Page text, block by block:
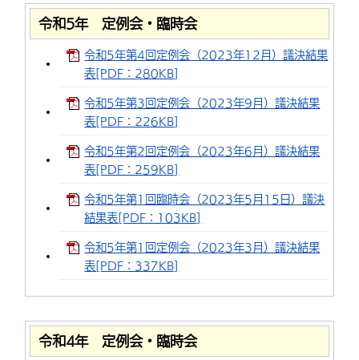
令和5年 定例会・臨時会
令和5年第4回定例会（2023年12月）議決結果
表[PDF：280KB]
令和5年第3回定例会（2023年9月）議決結果
表[PDF：226KB]
令和5年第2回定例会（2023年6月）議決結果
表[PDF：259KB]
令和5年第1回臨時会（2023年5月15日）議決
結果表[PDF：103KB]
令和5年第1回定例会（2023年3月）議決結果
表[PDF：337KB]
令和4年 定例会・臨時会